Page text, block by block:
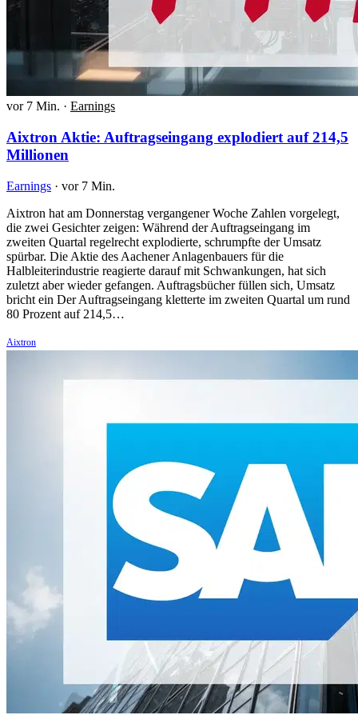
vor 7 Min. · Earnings
Aixtron Aktie: Auftragseingang explodiert auf 214,5
Millionen
Earnings · vor 7 Min.
Aixtron hat am Donnerstag vergangener Woche Zahlen vorgelegt,
die zwei Gesichter zeigen: Während der Auftragseingang im
zweiten Quartal regelrecht explodierte, schrumpfte der Umsatz
spürbar. Die Aktie des Aachener Anlagenbauers für die
Halbleiterindustrie reagierte darauf mit Schwankungen, hat sich
zuletzt aber wieder gefangen. Auftragsbücher füllen sich, Umsatz
bricht ein Der Auftragseingang kletterte im zweiten Quartal um rund
80 Prozent auf 214,5…
Aixtron